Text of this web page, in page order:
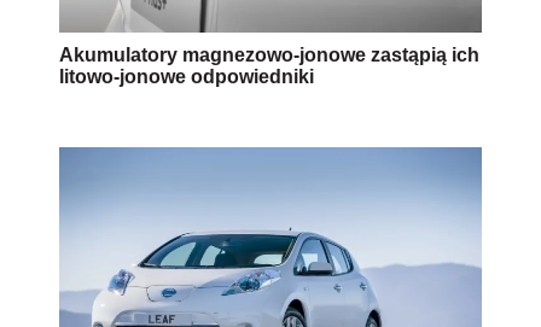
Akumulatory magnezowo-jonowe zastąpią ich
litowo-jonowe odpowiedniki